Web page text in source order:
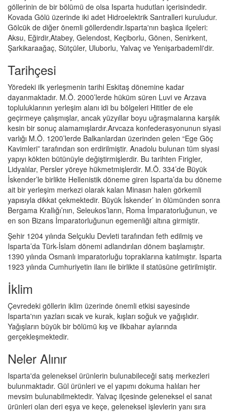
göllerinin de bir bölümü de olsa Isparta hudutları içerisindedir.
Kovada Gölü üzerinde iki adet Hidroelektrik Santralleri kuruludur.
Gölcük de diğer önemli göllerdendir.Isparta'nın başlıca ilçeleri:
Aksu, Eğirdir,Atabey, Gelendost, Keçiborlu, Gönen, Senirkent,
Şarkikaraağaç, Sütçüler, Uluborlu, Yalvaç ve Yenişarbademli'dir.
Tarihçesi
Yöredeki ilk yerleşmenin tarihi Eskitaş dönemine kadar
dayanmaktadır. M.Ö. 2000’lerde hüküm süren Luvi ve Arzava
topluluklarının yerleşim alanı idi bu bölgeleri Hititler de ele
geçirmeye çalışmışlar, ancak yüzyıllar boyu uğraşmalarına karşılık
kesin bir sonuç alamamışlardır.Arvcaza konfederasyonunun siyasi
varlığı M.Ö. 1200’lerde Balkanlardan üzerinden gelen “Ege Göç
Kavimleri” tarafından son erdirilmiştir. Anadolu bulunan tüm siyasi
yapıyı kökten bütünüyle değiştirmişlerdir. Bu tarihten Firigler,
Lidyalılar, Persler yöreye hükmetmişlerdir. M.Ö. 334’de Büyük
İskender’le birlikte Hellenistik döneme giren Isparta’da bu döneme
ait bir yerleşim merkezi olarak kalan Minasın halen görkemli
yapısıyla dikkat çekmektedir. Büyük İskender’ in ölümünden sonra
Bergama Krallığı’nın, Seleukos’ların, Roma İmparatorluğunun, ve
en son Bizans İmparatorluğunun egemenliği altına girmiştir.
Şehir 1204 yılında Selçuklu Devleti tarafından feth edilmiş ve
Isparta’da Türk-İslam dönemi adlandırılan dönem başlamıştır.
1390 yılında Osmanlı imparatorluğu topraklarına katılmıştır. Isparta
1923 yılında Cumhuriyetin ilanı ile birlikte il statüsüne getirilmiştir.
İklim
Çevredeki göllerin iklim üzerinde önemli etkisi sayesinde
Isparta'nın yazları sıcak ve kurak, kışları soğuk ve yağışlıdır.
Yağışların büyük bir bölümü kış ve ilkbahar aylarında
gerçekleşmektedir.
Neler Alınır
Isparta'da geleneksel ürünlerin bulunabileceği satış merkezleri
bulunmaktadır. Gül ürünleri ve el yapımı dokuma halıları her
mevsim bulunabilmektedir. Yalvaç ilçesinde geleneksel el sanat
ürünleri olan deri eşya ve keçe, geleneksel işlevlerin yanı sıra